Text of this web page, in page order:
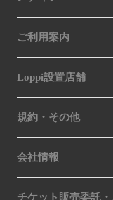
ご利用案内
Loppi設置店舗
規約・その他
会社情報
チケット販売委託